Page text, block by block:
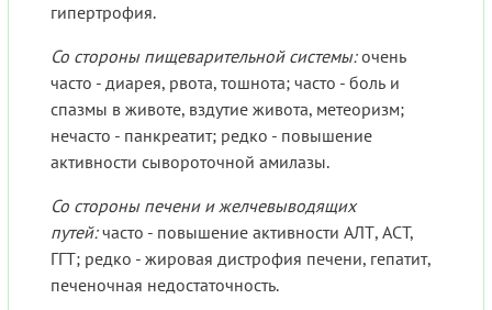
гипертрофия.
Со стороны пищеварительной системы:очень
часто - диарея, рвота, тошнота; часто - боль и
спазмы в животе, вздутие живота, метеоризм;
нечасто - панкреатит; редко - повышение
активности сывороточной амилазы.
Со стороны печени и желчевыводящих
путей:часто - повышение активности АЛТ, ACT,
ГГТ; редко - жировая дистрофия печени, гепатит,
печеночная недостаточность.